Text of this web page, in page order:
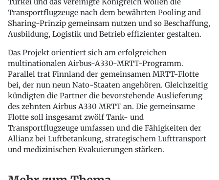
Transportflugzeuge nach dem bewährten Pooling and
Sharing-Prinzip gemeinsam nutzen und so Beschaffung,
Ausbildung, Logistik und Betrieb effizienter gestalten.
Das Projekt orientiert sich am erfolgreichen
multinationalen Airbus-A330-MRTT-Programm.
Parallel trat Finnland der gemeinsamen MRTT-Flotte
bei, der nun neun Nato-Staaten angehören. Gleichzeitig
kündigten die Partner die bevorstehende Auslieferung
des zehnten Airbus A330 MRTT an. Die gemeinsame
Flotte soll insgesamt zwölf Tank- und
Transportflugzeuge umfassen und die Fähigkeiten der
Allianz bei Luftbetankung, strategischem Lufttransport
und medizinischen Evakuierungen stärken.